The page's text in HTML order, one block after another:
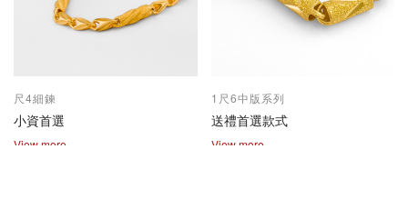
尺4細鍊
小資首選
View more
1尺6中版系列
送禮首選款式
View more